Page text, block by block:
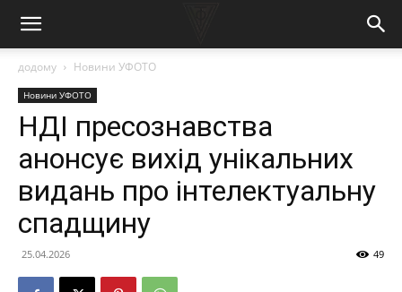
додому Новини УФОТО
Новини УФОТО
НДІ пресознавства
анонсує вихід унікальних
видань про інтелектуальну
спадщину
25.04.2026 49